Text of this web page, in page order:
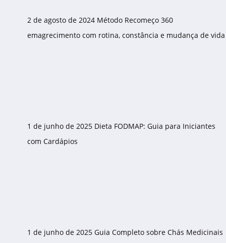
2 de agosto de 2024 Método Recomeço 360
emagrecimento com rotina, constância e mudança de vida
1 de junho de 2025 Dieta FODMAP: Guia para Iniciantes
com Cardápios
1 de junho de 2025 Guia Completo sobre Chás Medicinais